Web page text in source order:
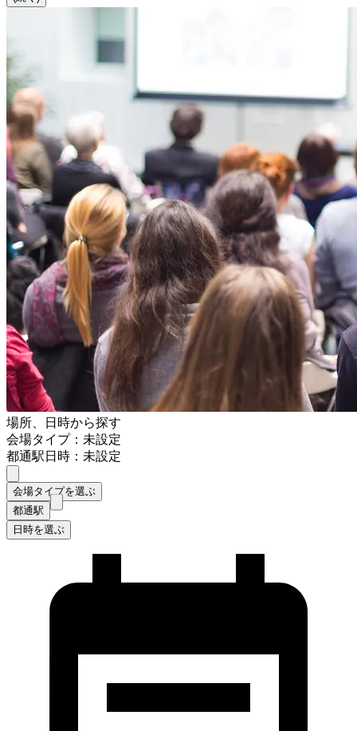
場所、日時から探す
会場タイプ：未設定
都通駅日時：未設定
会場タイプを選ぶ
都通駅
日時を選ぶ